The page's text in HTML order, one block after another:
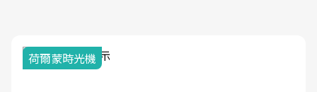
荷爾蒙時光機